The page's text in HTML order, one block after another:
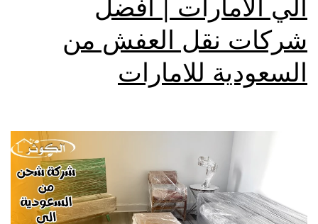
الي الامارات | أفضل
شركات نقل العفش من
السعودية للامارات